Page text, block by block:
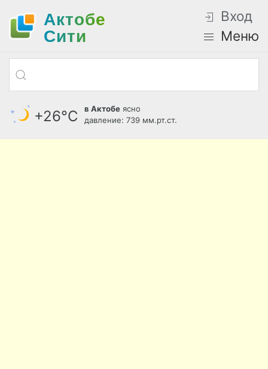
Актобе
Cити
Вход
Меню
+26°С в Актобе ясно
давление: 739 мм.рт.ст.